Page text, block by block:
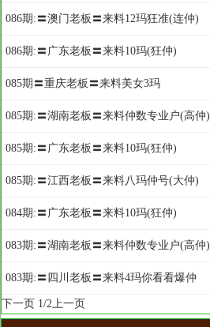
086期:〓澳门老板〓来料12玛狂准(连仲)
086期:〓广东老板〓来料10玛(狂仲)
085期〓重庆老板〓来料美女3玛
085期:〓湖南老板〓来料仲数专业户(高仲)
085期:〓广东老板〓来料10玛(狂仲)
085期:〓江西老板〓来料八玛仲号(大仲)
084期:〓广东老板〓来料10玛(狂仲)
083期:〓湖南老板〓来料仲数专业户(高仲)
083期:〓四川老板〓来料4玛你看看爆仲
下一页 1/2上一页